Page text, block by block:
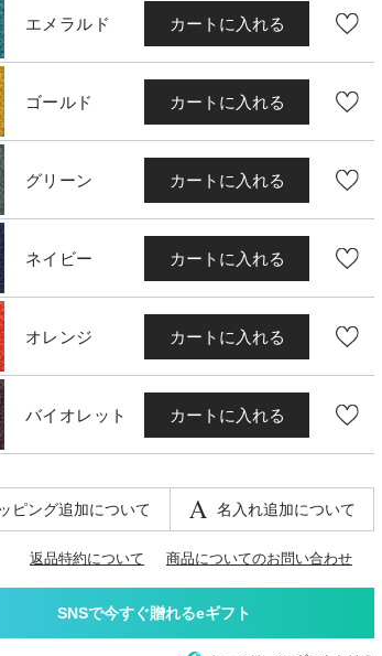
エメラルド カートに入れる
ゴールド カートに入れる
グリーン カートに入れる
ネイビー カートに入れる
オレンジ カートに入れる
バイオレット カートに入れる
ピング追加について 名入れ追加について
返品特約について 商品についてのお問い合わせ